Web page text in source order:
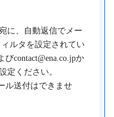
に、自動返信でメー
ルタを設定されてい
びcontact@ena.co.jpか
定ください。
ル送付はできませ